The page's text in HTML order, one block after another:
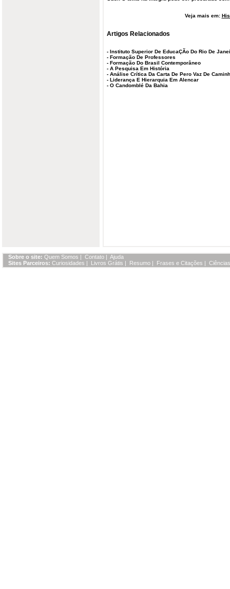
Veja mais em:
Artigos Relacionados
- Instituto Superior De EducaÇÃo Do Rio De
- Formação De Professores
- Formação Do Brasil Contemporâneo
- A Pesquisa Em História
- Análise Crítica Da Carta De Pero Vaz De
- Liderança E Hierarquia Em Alencar
- O Candomblé Da Bahia
Sobre o site: Quem Somos | Contato | Ajuda
Sites Parceiros: Curiosidades | Livros Grátis | Resumo | Frases e Citações |